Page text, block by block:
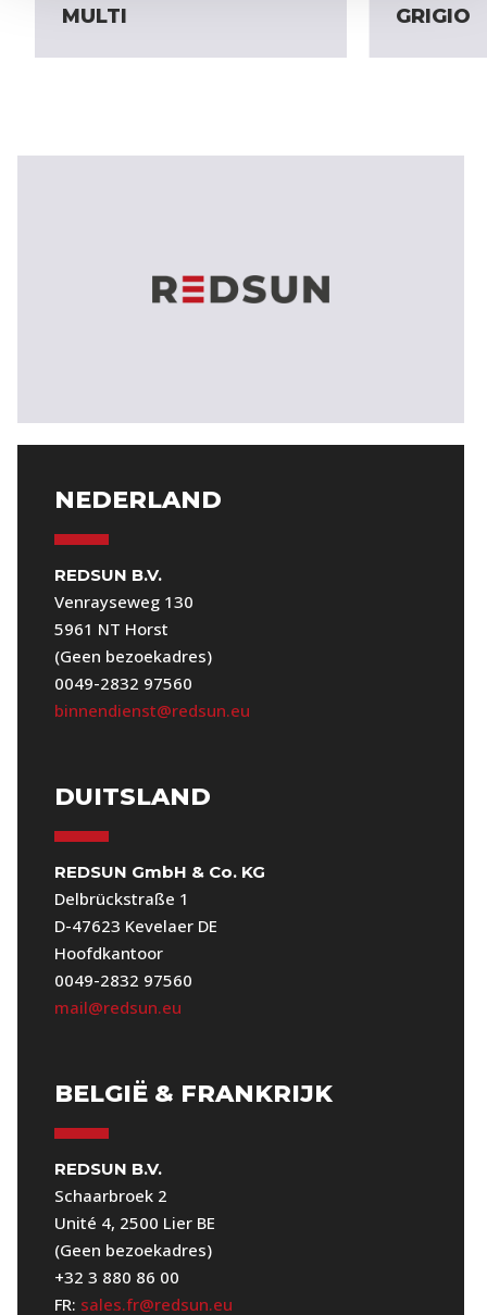
MULTI
GRIGIO
NEDERLAND
REDSUN B.V.
Venrayseweg 130
5961 NT Horst
(Geen bezoekadres)
0049-2832 97560
binnendienst@redsun.eu
DUITSLAND
REDSUN GmbH & Co. KG
Delbrückstraße 1
D-47623 Kevelaer DE
Hoofdkantoor
0049-2832 97560
mail@redsun.eu
BELGIË & FRANKRIJK
REDSUN B.V.
Schaarbroek 2
Unité 4, 2500 Lier BE
(Geen bezoekadres)
+32 3 880 86 00
FR: sales.fr@redsun.eu